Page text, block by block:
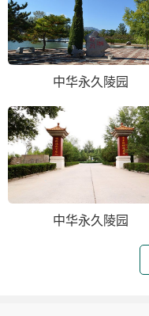
中华永久陵园
中华永久陵园